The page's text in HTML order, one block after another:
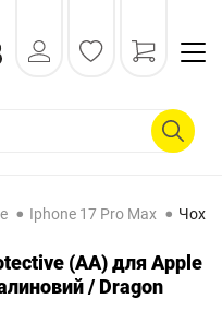
Iphone 17 Pro Max
(AA) для Apple
/ Dragon